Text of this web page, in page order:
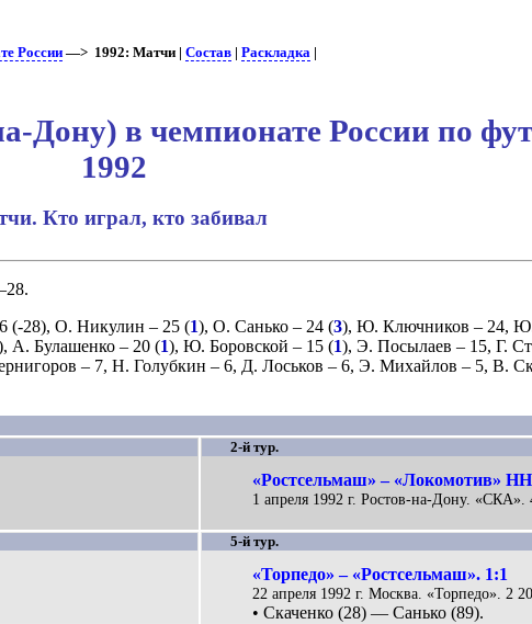
России —> 1992: Матчи |Состав |Раскладка |
Дону) в чемпионате России по
1992
Кто играл, кто забивал
(-28), О. Никулин – 25 (1), О. Санько– 24 (3), Ю. Ключников – 24, Ю.
А. Булашенко– 20 (1), Ю. Боровской – 15 (1), Э. Посылаев – 15, Г.
– 7, Н. Голубкин – 6, Д. Лоськов – 6, Э. Михайлов – 5, В.
2-й тур.
«Ростсельмаш» – «Локомотив»
1 апреля 1992 г. Ростов-на-Дону. «СКА».
5-й тур.
«Торпедо» – «Ростсельмаш». 1:1
22 апреля 1992 г. Москва. «Торпедо». 2
• Скаченко (28) — Санько (89).